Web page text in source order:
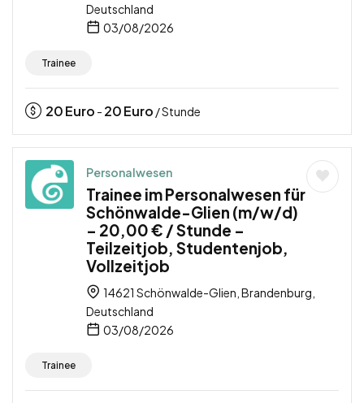
Deutschland
03/08/2026
Trainee
20Euro - 20Euro / Stunde
Personalwesen
Trainee im Personalwesen für
Schönwalde-Glien (m/w/d)
– 20,00 € / Stunde –
Teilzeitjob, Studentenjob,
Vollzeitjob
14621 Schönwalde-Glien, Brandenburg,
Deutschland
03/08/2026
Trainee